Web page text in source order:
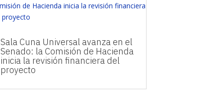
Sala Cuna Universal avanza en el
Senado: la Comisión de Hacienda
inicia la revisión financiera del
proyecto